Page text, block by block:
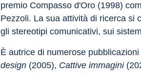
premio Compasso d'Oro (1998)
Pezzoli. La sua attività di ricerca si
gli stereotipi comunicativi, sui
È autrice di numerose pubblicazioni
design (2005), Cattive immagini